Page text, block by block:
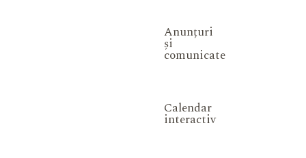
Anunțuri
și
comunicate
Calendar
interactiv